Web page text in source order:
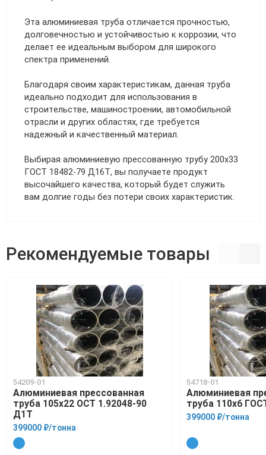
Эта алюминиевая труба отличается прочностью,
долговечностью и устойчивостью к коррозии, что
делает ее идеальным выбором для широкого
спектра применений.
Благодаря своим характеристикам, данная труба
идеально подходит для использования в
строительстве, машиностроении, автомобильной
отрасли и других областях, где требуется
надежный и качественный материал.
Выбирая алюминиевую прессованную трубу 200х33
ГОСТ 18482-79 Д16Т, вы получаете продукт
высочайшего качества, который будет служить
вам долгие годы без потери своих характеристик.
Рекомендуемые товары
54209-01
Алюминиевая прессованная
труба 105х22 ОСТ 1.92048-90
Д1Т
399000 ₽/тонна
54718-01
Алюминиевая
труба 110х6
399000 ₽/тонна